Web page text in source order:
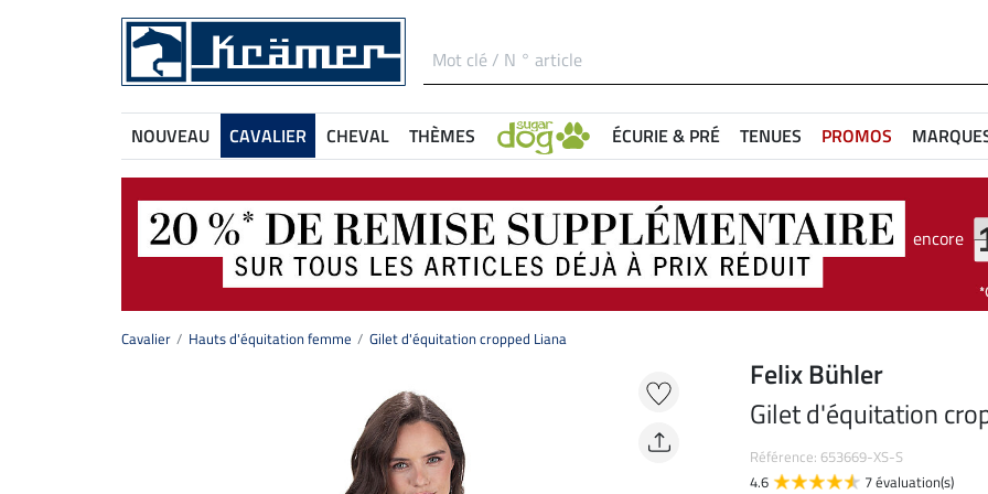
NOUVEAU CAVALIER CHEVAL THÈMES ÉCURIE & PRÉ TENUES PROMOS
encore
Cavalier Hauts d'équitation femme Gilet d'équitation cropped Liana
Felix Bühler
Gilet d'équitation
Référence: 653669-XS-S
4.6
7 évaluation(s)